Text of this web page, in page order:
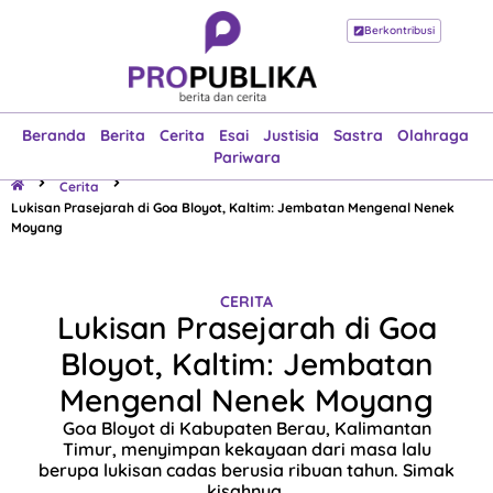
Berkontribusi
Beranda Berita Cerita Esai Justisia Sastra
Olahraga
Pariwara
Beranda
Esai
Justisia
Sastra
Olahraga
Pariwara
Cerita
Lukisan Prasejarah di Goa Bloyot, Kaltim: Jembatan Mengenal Nenek
Moyang
CERITA
Lukisan Prasejarah di Goa
Bloyot, Kaltim: Jembatan
Mengenal Nenek Moyang
Goa Bloyot di Kabupaten Berau, Kalimantan
Timur, menyimpan kekayaan dari masa lalu
berupa lukisan cadas berusia ribuan tahun. Simak